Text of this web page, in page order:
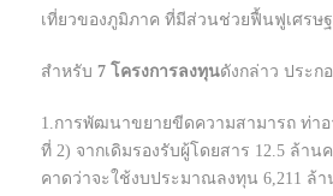
เที่ยวของภูมิภาค ที่มีส่วนช่วยฟื้นฟูเศรษ
สำหรับ 7 โครงการลงทุนดังกล่าว ประก
1.การพัฒนาขยายขีดความสามารถ ท่าอ
ที่ 2) จากเดิมรองรับผู้โดยสาร 12.5 ล้าน
คาดว่าจะใช้งบประมาณลงทุน 6,211 ล้า